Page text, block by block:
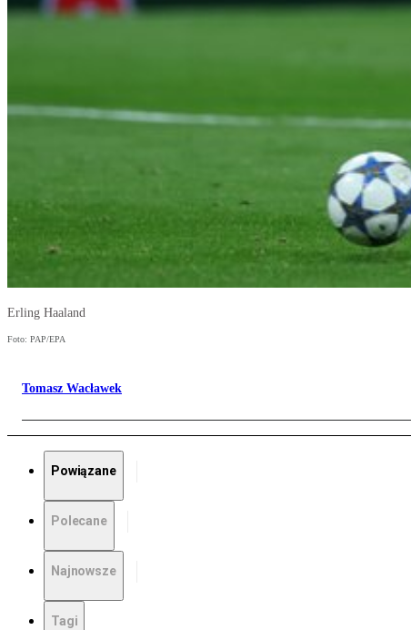
Erling Haaland
Foto: PAP/EPA
Tomasz Wacławek
Powiązane
Polecane
Najnowsze
Tagi